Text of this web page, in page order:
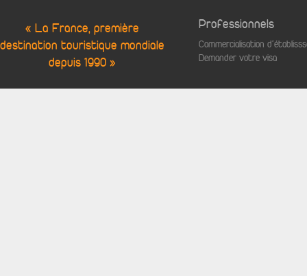
« La France, première
destination touristique mondiale
depuis 1990 »
Professionnels
Commercialisation
Demander votre visa